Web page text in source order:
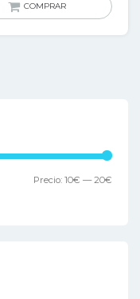
COMPRAR
Precio: 10€ —20€